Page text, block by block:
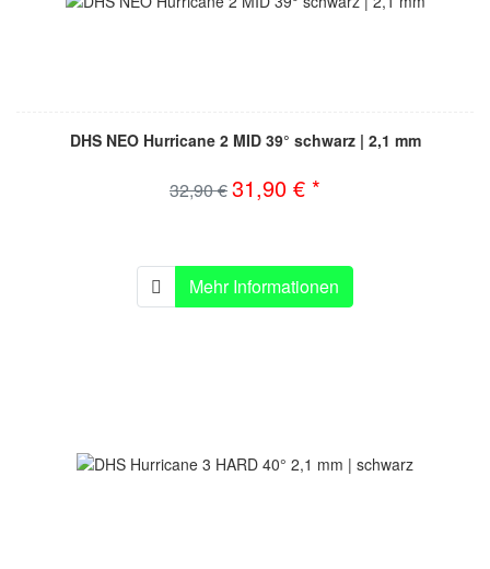
DHS NEO Hurricane 2 MID 39° schwarz | 2,1 mm
32,90 €31,90 € *
Mehr Informationen